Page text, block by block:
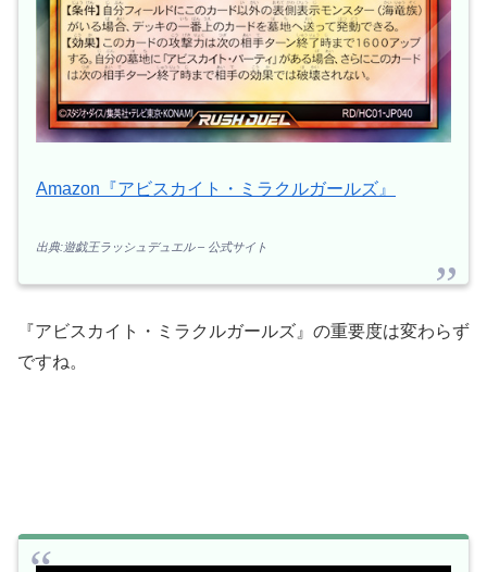
Amazon『アビスカイト・ミラクルガールズ』
出典:遊戯王ラッシュデュエル – 公式サイト
『アビスカイト・ミラクルガールズ』の重要度は変わらず
ですね。